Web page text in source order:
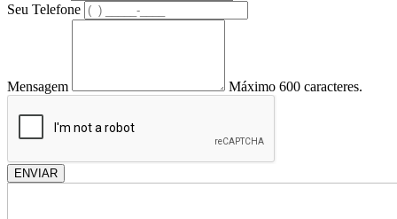
Seu Telefone
Mensagem Máximo 600 caracteres.
ENVIAR